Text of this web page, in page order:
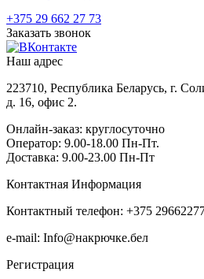
+375 29 662 27 73
Заказать звонок
Наш адрес
223710, Республика Беларусь, г.
д. 16, офис 2.
Онлайн-заказ: круглосуточно
Оператор: 9.00-18.00 Пн-Пт.
Доставка: 9.00-23.00 Пн-Пт
Контактная Информация
Контактный телефон: +375
e-mail: Info@накрючке.бел
Регистрация